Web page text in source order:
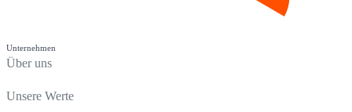
Unternehmen
Über uns
Unsere Werte